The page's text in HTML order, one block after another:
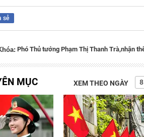
sẻ
Phó Thủ tướng Phạm Thị Thanh Trà,nhận
MỤC XEM THEO NGÀY